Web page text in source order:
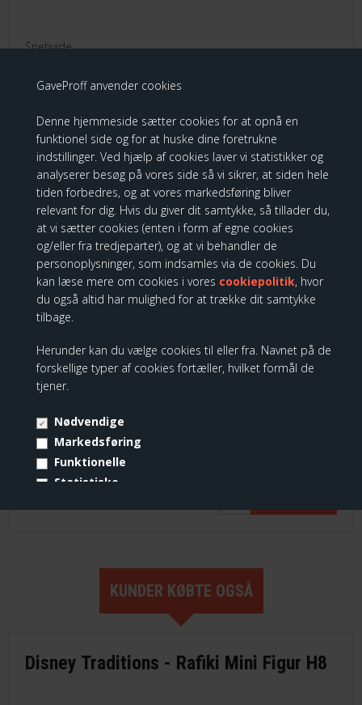
GaveProff anvender cookies
Denne hjemmeside sætter cookies for at opnå en
funktionel side og for at huske dine foretrukne
indstillinger. Ved hjælp af cookies laver vi statistikker og
analyserer besøg på vores side så vi sikrer, at siden hele
tiden forbedres, og at vores markedsføring bliver
relevant for dig. Hvis du giver dit samtykke, så tillader du,
at vi sætter cookies (enten i form af egne cookies
og/eller fra tredjeparter), og at vi behandler de
personoplysninger, som indsamles via de cookies. Du
kan læse mere om cookies i vores cookiepolitik, hvor
du også altid har mulighed for at trække dit samtykke
tilbage.
Herunder kan du vælge cookies til eller fra. Navnet på de
forskellige typer af cookies fortæller, hvilket formål de
tjener.
Nødvendige
Markedsføring
Funktionelle
Statistiske
Snehvide
399,00 DKK
Disney Traditions - Catch The Wave
(Lilo and Stitch)
Catch The Wave (Lilo and Stitch)
KUNDER KØBTE OGSÅ
Disney Traditions - Rafiki Mini Figur H8